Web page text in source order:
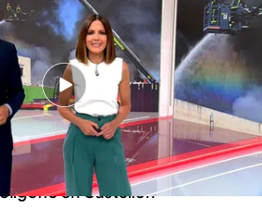
Noticias Cuatro
del Libro de Madrid por la
temperaturas
incendio que ha obligado a
en Castellón